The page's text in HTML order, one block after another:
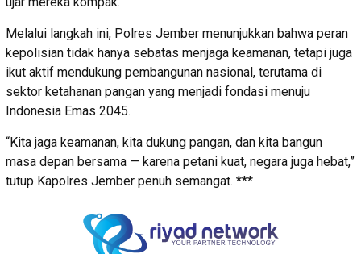
Melalui langkah ini, Polres Jember menunjukkan bahwa peran
kepolisian tidak hanya sebatas menjaga keamanan, tetapi juga
ikut aktif mendukung pembangunan nasional, terutama di
sektor ketahanan pangan yang menjadi fondasi menuju
Indonesia Emas 2045.
“Kita jaga keamanan, kita dukung pangan, dan kita bangun
masa depan bersama — karena petani kuat, negara juga hebat,”
tutup Kapolres Jember penuh semangat. ***